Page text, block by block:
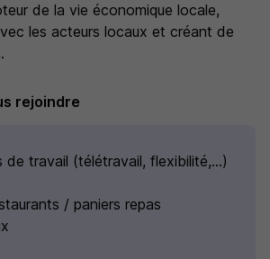
de la vie économique locale,
les acteurs locaux et créant de
rejoindre
de travail (télétravail, flexibilité,...)
/ paniers repas